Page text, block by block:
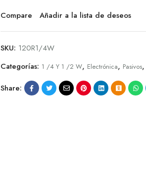
Compare Añadir a la lista de deseos
SKU: 120R1/4W
Categorías: 1 /4 Y 1 /2 W, Electrónica, Pasivos,
Share: